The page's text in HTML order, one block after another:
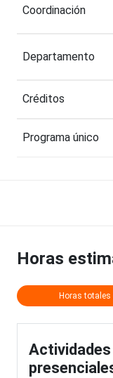
Coordinación
Departamento
Créditos
Programa único
Horas
Horas totales